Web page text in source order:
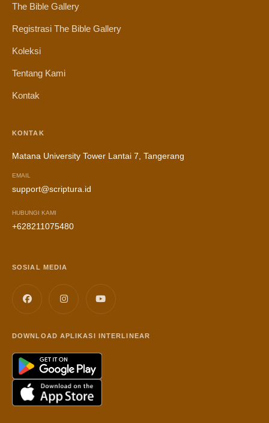
The Bible Gallery
Registrasi The Bible Gallery
Koleksi
Tentang Kami
Kontak
KONTAK
Matana University Tower Lantai 7, Tangerang
EMAIL
support@scriptura.id
HUBUNGI KAMI
+628211075480
SOSIAL MEDIA
DOWNLOAD APLIKASI INTERLINEAR